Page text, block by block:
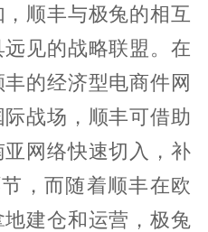
顺丰与极兔的相互
见的战略联盟。在
的经济型电商件网
战场，顺丰可借助
网络快速切入，补
，而随着顺丰在欧
建仓和运营，极兔